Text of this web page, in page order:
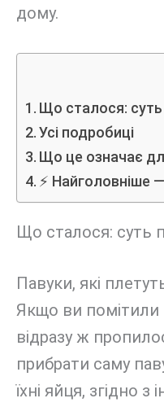
дому.
Що сталося: суть
Усі подробиці
Що це означає
⚡ Найголовніше
Що сталося: суть
Павуки, які
Якщо ви помітили
відразу ж
прибрати саму
їхні яйця, згідно